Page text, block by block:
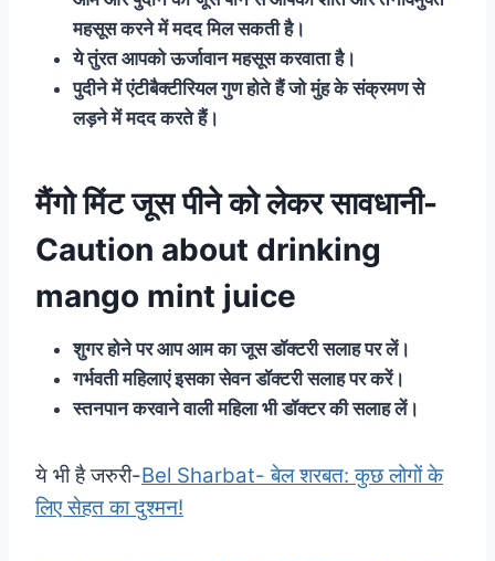
महसूस करने में मदद मिल सकती है।
ये तुंरत आपको ऊर्जावान महसूस करवाता है।
पुदीने में एंटीबैक्टीरियल गुण होते हैं जो मुंह के संक्रमण से
लड़ने में मदद करते हैं।
मैंगो मिंट जूस पीने को लेकर सावधानी-
Caution about drinking
mango mint juice
शुगर होने पर आप आम का जूस डॉक्टरी सलाह पर लें।
गर्भवती महिलाएं इसका सेवन डॉक्टरी सलाह पर करें।
स्तनपान करवाने वाली महिला भी डॉक्टर की सलाह लें।
ये भी है जरुरी-Bel Sharbat- बेल शरबत: कुछ लोगों के
लिए सेहत का दुश्मन!